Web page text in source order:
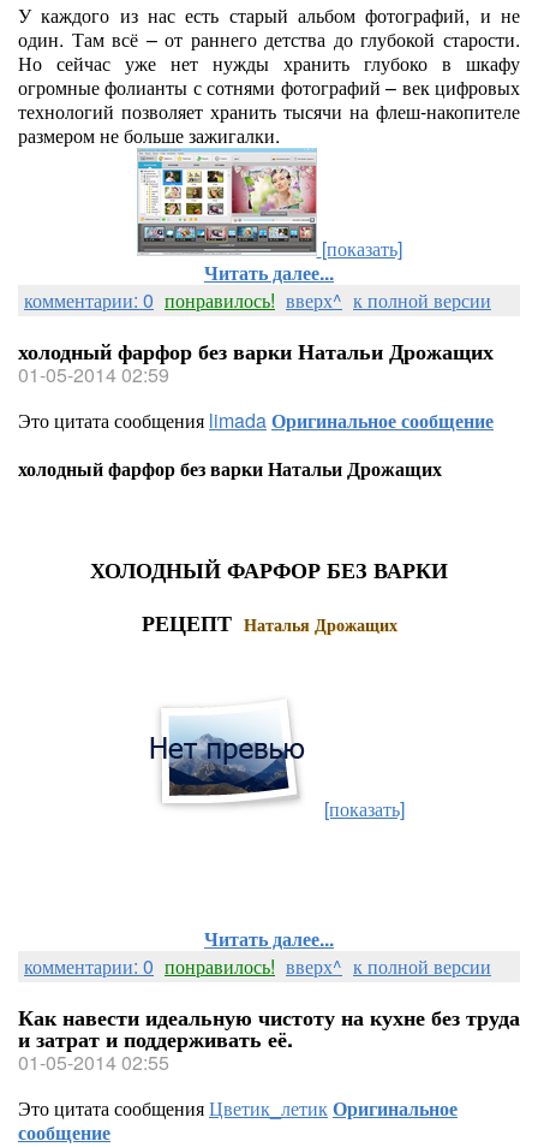
У каждого из нас есть старый альбом фотографий, и не
один. Там всё – от раннего детства до глубокой старости.
Но сейчас уже нет нужды хранить глубоко в шкафу
огромные фолианты с сотнями фотографий – век цифровых
технологий позволяет хранить тысячи на флеш-накопителе
размером не больше зажигалки.
[показать]
Читать далее...
комментарии: 0 понравилось! вверх^ к полной версии
холодный фарфор без варки Натальи Дрожащих
01-05-2014 02:59
Это цитата сообщения limadaОригинальное сообщение
холодный фарфор без варки Натальи Дрожащих
ХОЛОДНЫЙ ФАРФОР БЕЗ ВАРКИ
РЕЦЕПТ
Наталья Дрожащих
[показать]
Читать далее...
комментарии: 0 понравилось! вверх^ к полной версии
Как навести идеальную чистоту на кухне без труда
и затрат и поддерживать её.
01-05-2014 02:55
Это цитата сообщенияЦветик_летикОригинальное
сообщение